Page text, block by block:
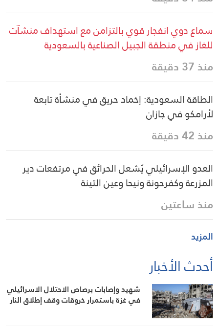
سماع دوي انفجار قوي بالتزامن مع استهداف منشآت
للغاز في منطقة الجبيل الصناعية بالسعودية
منذ 37 دقيقة
الطاقة السعودية: إخماد حريق في منشأة تابعة
لأرامكو في جازان
منذ 42 دقيقة
العدو الإسرائيلي يُشعل الحرائق في مرتفعات دير
المزرعة وكفرحونة ونيحا وعين التينة
منذ ساعتين
المزيد
أحدث الأخبار
شهيد وإصابات برصاص الاحتلال الاسرائيلي
في غزة باستمرار خروقات وقف إطلاق النار